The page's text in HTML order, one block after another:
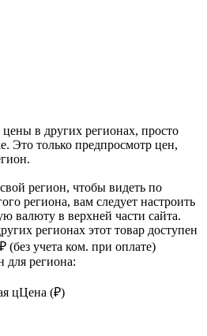
в других регионах, просто
Это только предпросмотр цен,
регион, чтобы видеть по
региона, вам следует настроить
валюту в верхней части сайта.
регионах этот товар доступен
(без учета ком. при оплате)
для региона:
цЦена (₽)